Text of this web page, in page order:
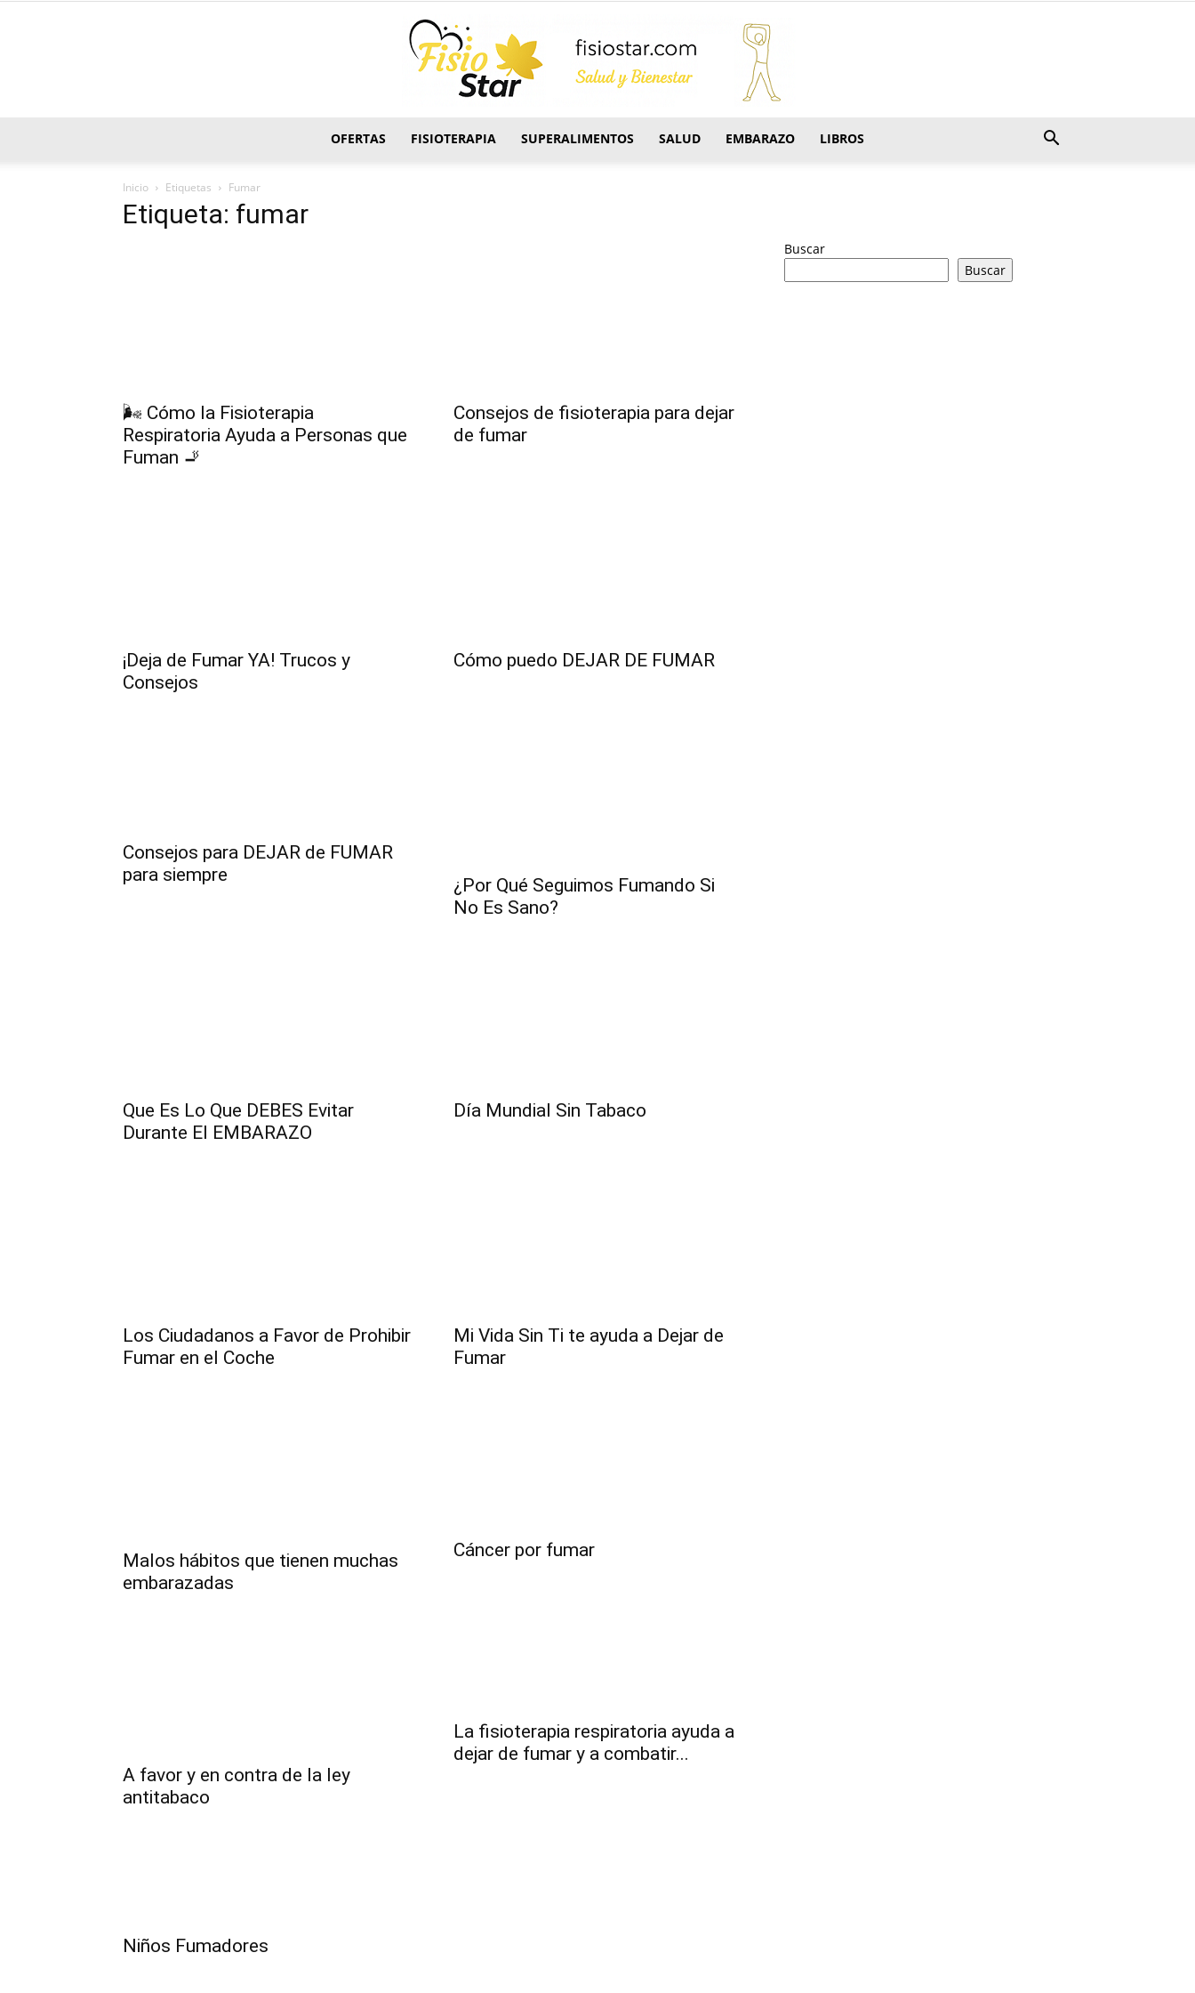
OFERTAS FISIOTERAPIA SUPERALIMENTOS SALUD EMBARAZO LIBROS
Inicio Etiquetas Fumar
Etiqueta: fumar
🌬️ Cómo la Fisioterapia
Respiratoria Ayuda a Personas que
Fuman 🚬
Consejos de fisioterapia para dejar
de fumar
¡Deja de Fumar YA! Trucos y
Consejos
Cómo puedo DEJAR DE FUMAR
Consejos para DEJAR de FUMAR
para siempre
¿Por Qué Seguimos Fumando Si
No Es Sano?
Que Es Lo Que DEBES Evitar
Durante El EMBARAZO
Día Mundial Sin Tabaco
Los Ciudadanos a Favor de Prohibir
Fumar en el Coche
Mi Vida Sin Ti te ayuda a Dejar de
Fumar
Malos hábitos que tienen muchas
embarazadas
Cáncer por fumar
A favor y en contra de la ley
antitabaco
La fisioterapia respiratoria ayuda a
dejar de fumar y a combatir...
Niños Fumadores
Buscar
Buscar